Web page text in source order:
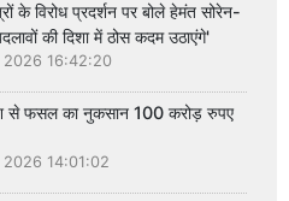
के विरोध प्रदर्शन पर बोले हेमंत सोरेन-
की दिशा में ठोस कदम उठाएंगे'
2026 16:42:20
से फसल का नुकसान 100 करोड़ रुपए
14:01:02